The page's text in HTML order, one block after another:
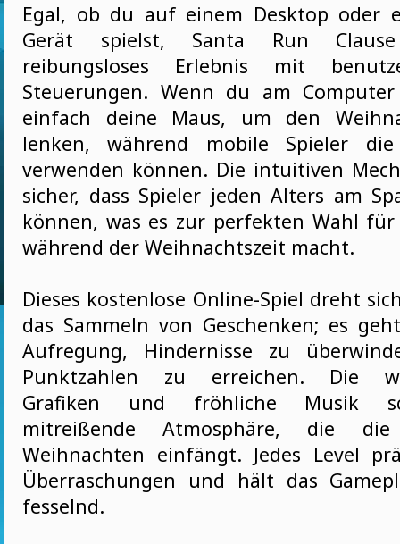
Egal, ob du auf einem Desktop oder
Gerät spielst, Santa Run
reibungsloses Erlebnis mit
Steuerungen. Wenn du am
einfach deine Maus, um den
lenken, während mobile Spieler die
verwenden können. Die intuitiven
sicher, dass Spieler jeden Alters am
können, was es zur perfekten Wahl für
während der Weihnachtszeit macht.
Dieses kostenlose Online-Spiel dreht
das Sammeln von Geschenken; es
Aufregung, Hindernisse zu
Punktzahlen zu erreichen. Die
Grafiken und fröhliche Musik
mitreißende Atmosphäre, die
Weihnachten einfängt. Jedes Level
Überraschungen und hält das
fesselnd.